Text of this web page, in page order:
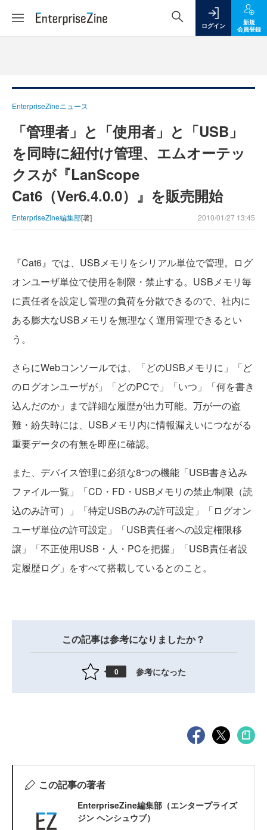
ログイン
新規
会員登録
EnterpriseZineニュース
「管理者」と「使用者」と「USB」
を同時に紐付け管理、エムオーテッ
クスが『LanScope
Cat6（Ver6.4.0.0）』を販売開始
EnterpriseZine編集部[著] 2010/01/27 13:45
『Cat6』では、USBメモリをシリアル単位で管理。ログ
オンユーザ単位で使用を制限・禁止する。USBメモリ毎
に責任者を設定し管理の負荷を分散できるので、社内に
ある膨大なUSBメモリを無理なく運用管理できるとい
う。
さらにWebコンソールでは、「どのUSBメモリに」「ど
のログオンユーザが」「どのPCで」「いつ」「何を書き
込んだのか」まで詳細な履歴が出力可能。万が一の盗
難・紛失時には、USBメモリ内に情報漏えいにつながる
重要データの有無を即座に確認。
また、デバイス管理に必須な8つの機能「USB書き込み
ファイル一覧」「CD・FD・USBメモリの禁止/制限（読
込のみ許可）」「特定USBのみの許可設定」「ログオン
ユーザ単位の許可設定」「USB責任者への設定権限移
譲」「不正使用USB・人・PCを把握」「USB責任者設
定履歴ログ」をすべて搭載しているとのこと。
この記事は参考になりましたか？
0 参考になった
この記事の著者
EnterpriseZine編集部（エンタープライズ
ジン ヘンシュウブ）